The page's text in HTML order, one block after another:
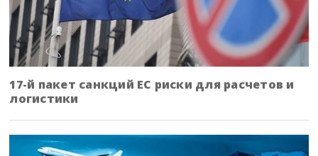
17-й пакет санкций ЕС риски для расчетов и
логистики